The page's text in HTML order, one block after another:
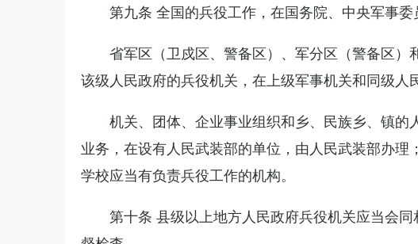
第九条 全国的兵役工作，在国务院、中央军事委
省军区（卫戍区、警备区）、军分区（警备区
该级人民政府的兵役机关，在上级军事机关和同级人
机关、团体、企业事业组织和乡、民族乡、镇
业务，在设有人民武装部的单位，由人民武装部办
学校应当有负责兵役工作的机构。
第十条 县级以上地方人民政府兵役机关应当会